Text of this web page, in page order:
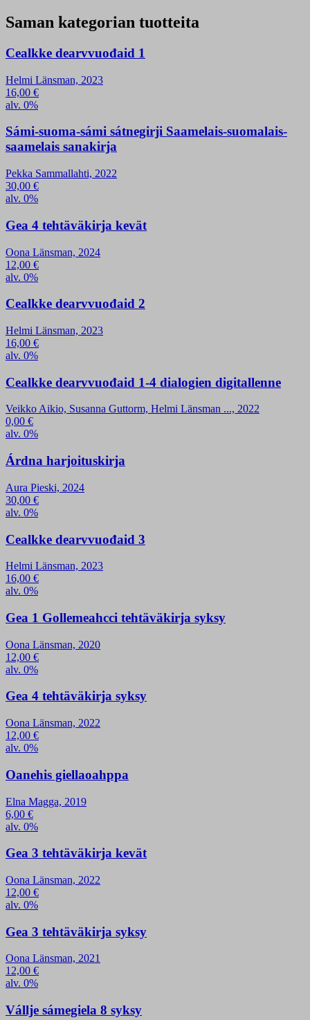
Saman kategorian tuotteita
Cealkke dearvvuođaid 1
Helmi Länsman, 2023
16,00 €
alv. 0%
Sámi-suoma-sámi sátnegirji Saamelais-suomalais-
saamelais sanakirja
Pekka Sammallahti, 2022
30,00 €
alv. 0%
Gea 4 tehtäväkirja kevät
Oona Länsman, 2024
12,00 €
alv. 0%
Cealkke dearvvuođaid 2
Helmi Länsman, 2023
16,00 €
alv. 0%
Cealkke dearvvuođaid 1-4 dialogien digitallenne
Veikko Aikio, Susanna Guttorm, Helmi Länsman ..., 2022
0,00 €
alv. 0%
Árdna harjoituskirja
Aura Pieski, 2024
30,00 €
alv. 0%
Cealkke dearvvuođaid 3
Helmi Länsman, 2023
16,00 €
alv. 0%
Gea 1 Gollemeahcci tehtäväkirja syksy
Oona Länsman, 2020
12,00 €
alv. 0%
Gea 4 tehtäväkirja syksy
Oona Länsman, 2022
12,00 €
alv. 0%
Oanehis giellaoahppa
Elna Magga, 2019
6,00 €
alv. 0%
Gea 3 tehtäväkirja kevät
Oona Länsman, 2022
12,00 €
alv. 0%
Gea 3 tehtäväkirja syksy
Oona Länsman, 2021
12,00 €
alv. 0%
Vállje sámegiela 8 syksy